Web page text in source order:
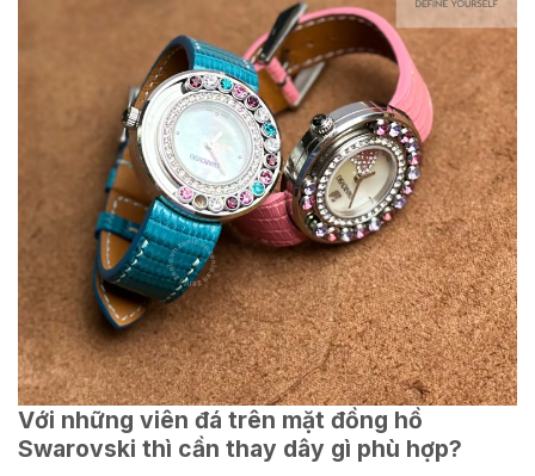
Với những viên đá trên mặt đồng hồ
Swarovski thì cần thay dây gì phù hợp?